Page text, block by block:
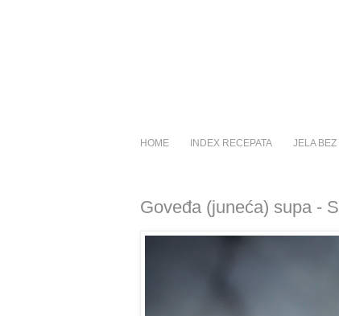
HOME INDEX RECEPATA JELA
Goveđa (juneća) supa -